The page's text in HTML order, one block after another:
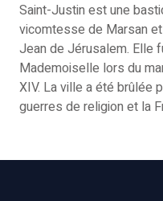
Saint-Justin est une
vicomtesse de Marsan
Jean de Jérusalem. Elle
Mademoiselle lors du
XIV. La ville a été brûlée
guerres de religion et la